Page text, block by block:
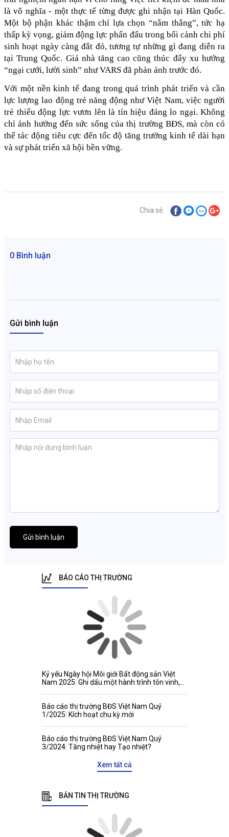
là vô nghĩa - một thực tế từng được ghi nhận tại Hàn Quốc.
Một bộ phận khác thậm chí lựa chọn “nằm thẳng”, tức hạ
thấp kỳ vọng, giảm động lực phấn đấu trong bối cảnh chi phí
sinh hoạt ngày càng đắt đỏ, tương tự những gì đang diễn ra
tại Trung Quốc. Giá nhà tăng cao cũng thúc đẩy xu hướng
“ngại cưới, lười sinh” như VARS đã phản ánh trước đó.
Với một nền kinh tế đang trong quá trình phát triển và cần
lực lượng lao động trẻ năng động như Việt Nam, việc người
trẻ thiếu động lực vươn lên là tín hiệu đáng lo ngại. Không
chỉ ảnh hưởng đến sức sống của thị trường BĐS, mà còn có
thể tác động tiêu cực đến tốc độ tăng trưởng kinh tế dài hạn
và sự phát triển xã hội bền vững.
Chia sẻ:
0 Bình luận
Gửi bình luận
Gửi bình luận
BÁO CÁO THỊ TRƯỜNG
Kỷ yếu Ngày hội Môi giới Bất động sản Việt
Nam 2025: Ghi dấu một hành trình tôn vinh,
Báo cáo thị trường BĐS Việt Nam Quý
1/2025: Kích hoạt chu kỳ mới
Báo cáo thị trường BĐS Việt Nam Quý
3/2024: Tăng nhiệt hay Tạo nhiệt?
Xem tất cả
BẢN TIN THỊ TRƯỜNG